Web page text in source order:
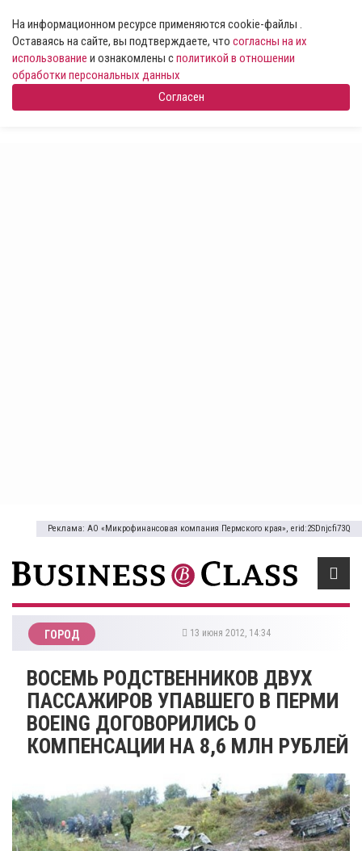
На информационном ресурсе применяются cookie-файлы .
Оставаясь на сайте, вы подтверждаете, что согласны на их
использование и ознакомлены сполитикой в отношении
обработки персональных данных
Согласен
Реклама: АО «Микрофинансовая компания Пермского края», erid:2SDnjcfi73Q
ГОРОД 13 июня 2012, 14:34
ВОСЕМЬ РОДСТВЕННИКОВ ДВУХ
ПАССАЖИРОВ УПАВШЕГО В ПЕРМИ
BOEING ДОГОВОРИЛИСЬ О
КОМПЕНСАЦИИ НА 8,6 МЛН РУБЛЕЙ